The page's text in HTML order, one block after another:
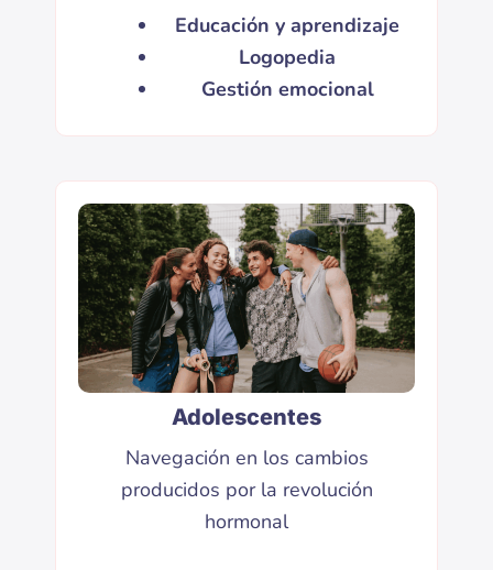
Educación y aprendizaje
Logopedia
Gestión emocional
Adolescentes
Navegación en los cambios
producidos por la revolución
hormonal